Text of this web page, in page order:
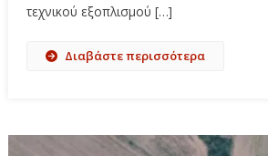
τεχνικού εξοπλισμού […]
Διαβάστε περισσότερα